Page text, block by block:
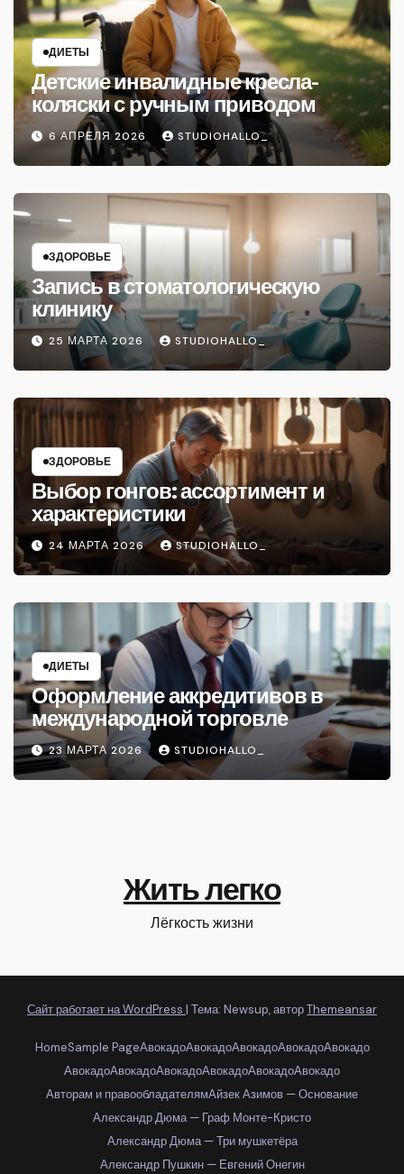
ДИЕТЫ
Детские инвалидные кресла-
коляски с ручным приводом
6 АПРЕЛЯ 2026 STUDIOHALLO_
ЗДОРОВЬЕ
Запись в стоматологическую
клинику
25 МАРТА 2026 STUDIOHALLO_
ЗДОРОВЬЕ
Выбор гонгов: ассортимент и
характеристики
24 МАРТА 2026 STUDIOHALLO_
ДИЕТЫ
Оформление аккредитивов в
международной торговле
23 МАРТА 2026 STUDIOHALLO_
Жить легко
Лёгкость жизни
Сайт работает на WordPress | Тема: Newsup, авторThemeansar
HomeSample PageАвокадоАвокадоАвокадоАвокадоАвокадо
АвокадоАвокадоАвокадоАвокадоАвокадоАвокадо
Авторам и правообладателямАйзек Азимов — Основание
Александр Дюма — Граф Монте-Кристо
Александр Дюма — Три мушкетёра
Александр Пушкин — Евгений Онегин